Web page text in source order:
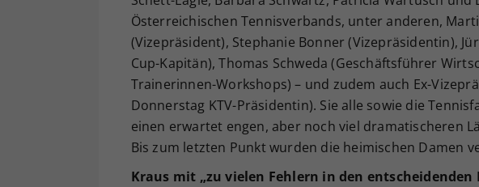
Österreichischen Tennisverbands, unter anderen,
(Vizepräsident), Stephanie Bonner (Vizepräsidentin),
Cup-Kapitän), Thomas Schweda (Geschäftsführer
Trainerinnen-Workshops) – und zudem auch Ex-
Donnerstag KTV-Präsidentin). Sie alle sowie die
einen erwartet engen, aber noch viel dramatischeren
Bis zum letzten Punkt wurden die heimischen Damen
Kraus mit „zu vielen Fehlern in den